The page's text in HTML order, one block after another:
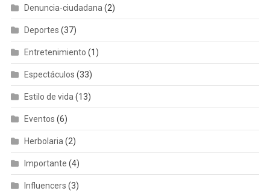
Denuncia-ciudadana (2)
Deportes (37)
Entretenimiento (1)
Espectáculos (33)
Estilo de vida (13)
Eventos (6)
Herbolaria (2)
Importante (4)
Influencers (3)